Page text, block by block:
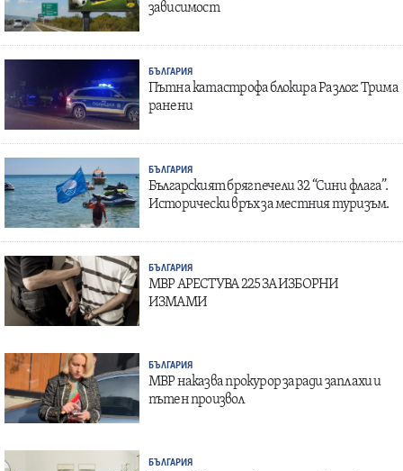
зависимост
БЪЛГАРИЯ
Пътна катастрофа блокира Разлог: Трима
ранени
БЪЛГАРИЯ
Българският бряг печели 32 “Сини флага”.
Исторически връх за местния туризъм.
БЪЛГАРИЯ
МВР АРЕСТУВА 225 ЗА ИЗБОРНИ
ИЗМАМИ
БЪЛГАРИЯ
МВР наказва прокурор заради заплахи и
пътен произвол
БЪЛГАРИЯ